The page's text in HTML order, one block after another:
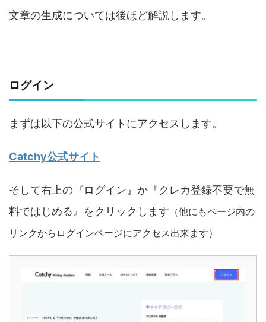
文章の生成については後ほど解説します。
ログイン
まずは以下の公式サイトにアクセスします。
Catchy公式サイト
そして右上の『ログイン』か『クレカ登録不要で無
料ではじめる』をクリックします （他にもページ内の
リンクからログインページにアクセス出来ます）